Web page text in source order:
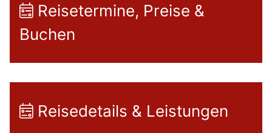
Reisetermine, Preise &
Buchen
Reisedetails & Leistungen